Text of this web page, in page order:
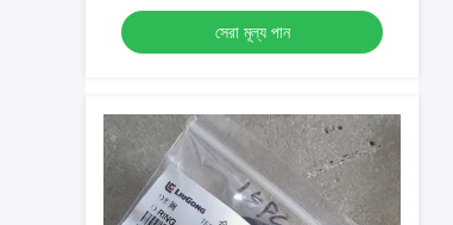
সেরা মূল্য পান